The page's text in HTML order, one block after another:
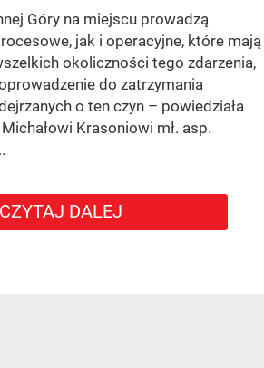
Góry na miejscu prowadzą
jak i operacyjne, które mają
okoliczności tego zdarzenia,
do zatrzymania
o ten czyn – powiedziała
Krasoniowi mł. asp.
CZYTAJ DALEJ